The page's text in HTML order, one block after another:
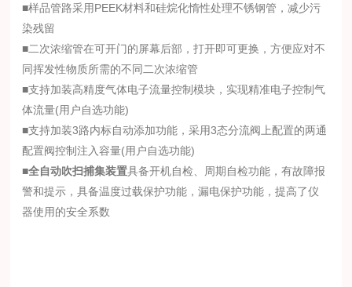
■样品管路采用PEEK材料和硅烷化惰性处理不锈钢管，减少污
染残留
■二次浓缩管在可开门的屏幕后部，打开即可更换，方便应对不
同挥发性物质所需的不同二次浓缩管
■支持加装高精度气体电子流量控制模块，实现精准电子控制气
体流量(用户自选功能)
■支持加装3路内标自动添加功能，采用3态分流阀上配置的两通
配置阀控制注入容量(用户自选功能)
■全自动吹扫捕集装置具备开机自检、周期自检功能，有故障报
警和提示，具备温度过载保护功能，漏电保护功能，提高了仪
器使用的安全系数